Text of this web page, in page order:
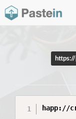
happ://